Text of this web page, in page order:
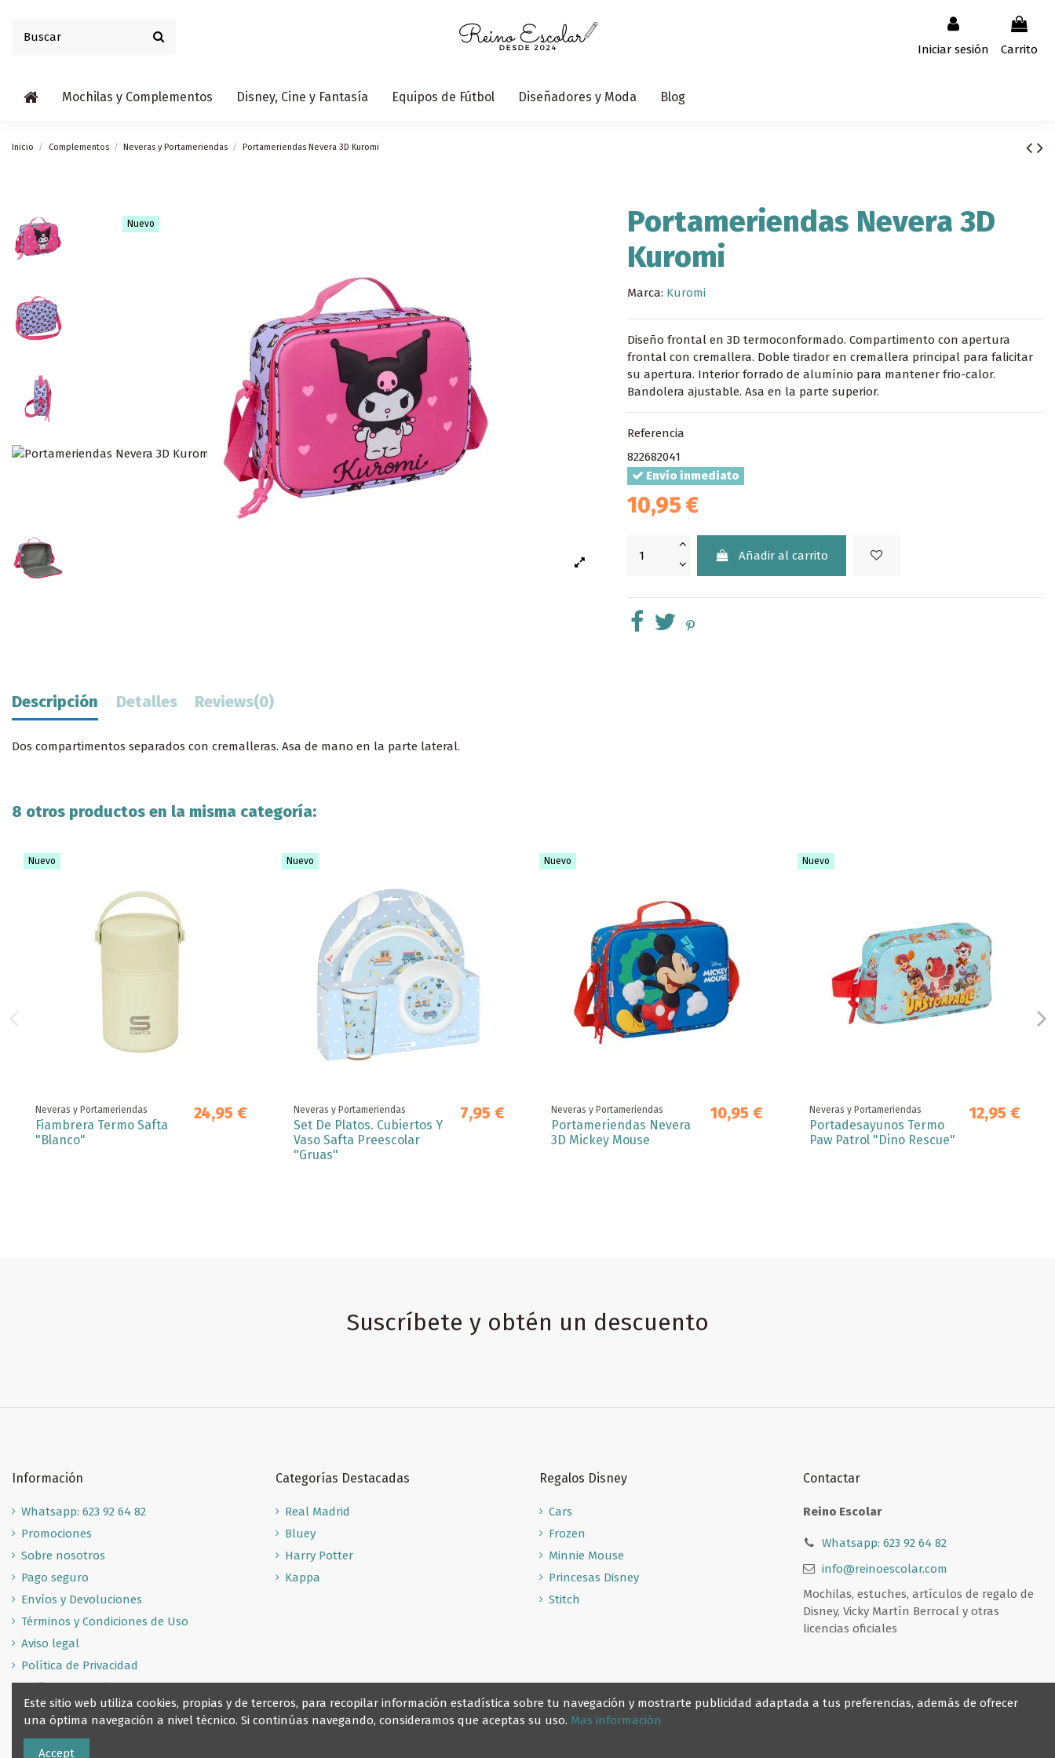
Iniciar sesión Carrito
Mochilas y Complementos Disney, Cine y Fantasía Equipos de Fútbol Diseñadores y Moda Blog
Inicio Complementos Neveras y Portameriendas Portameriendas Nevera 3D Kuromi
Nuevo
Portameriendas Nevera 3D
Kuromi
Marca: Kuromi
Diseño frontal en 3D termoconformado. Compartimento con apertura
frontal con cremallera. Doble tirador en cremallera principal para falicitar
su apertura. Interior forrado de alumínio para mantener frio-calor.
Bandolera ajustable. Asa en la parte superior.
Referencia
822682041
Envío inmediato
10,95 €
Añadir al carrito
Descripción Detalles Reviews(0)
Dos compartimentos separados con cremalleras. Asa de mano en la parte lateral.
8 otros productos en la misma categoría:
Nuevo
Neveras y Portameriendas
Fiambrera Termo Safta
"Blanco"
24,95 €
Nuevo
Neveras y Portameriendas
Set De Platos. Cubiertos Y
Vaso Safta Preescolar
"Gruas"
7,95 €
Nuevo
Neveras y Portameriendas
Portameriendas Nevera
3D Mickey Mouse
10,95 €
Nuevo
Neveras y Portameriendas
Portadesayunos Termo
Paw Patrol "Dino Rescue"
12,95 €
Suscríbete y obtén un descuento
Información
Whatsapp: 623 92 64 82
Promociones
Sobre nosotros
Pago seguro
Envíos y Devoluciones
Términos y Condiciones de Uso
Aviso legal
Política de Privacidad
Política de Cookies
Categorías Destacadas
Real Madrid
Bluey
Harry Potter
Kappa
Regalos Disney
Cars
Frozen
Minnie Mouse
Princesas Disney
Stitch
Contactar
Reino Escolar
Whatsapp: 623 92 64 82
info@reinoescolar.com
Mochilas, estuches, artículos de regalo de
Disney, Vicky Martín Berrocal y otras
licencias oficiales
Este sitio web utiliza cookies, propias y de terceros, para recopilar información estadística sobre tu navegación y mostrarte publicidad adaptada a tus preferencias, además de ofrecer
una óptima navegación a nivel técnico. Si continúas navegando, consideramos que aceptas su uso. Mas información
Accept